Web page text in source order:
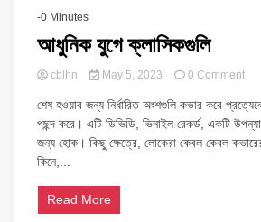
-0 Minutes
আধুনিক যুগে ক্লাসিকগুলি
cblhn May 5, 2023 0 Commenton
যুগে
শেষ হওয়ার জন্য নির্ধারিত অংশগুলি কভার করে
পছন্দ করে। এটি ডিভিডি, ভিনাইল রেকর্ড, একটি
জন্য হোক। কিছু ক্ষেত্রে, লোকেরা কেবল কেবল
কিনে,...
Read More